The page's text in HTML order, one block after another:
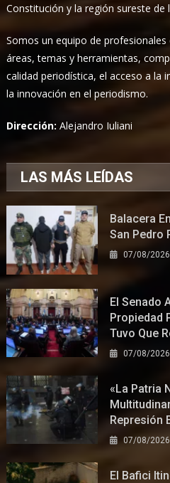
Constitución y la región sureste de
Somos un equipo de
áreas, temas y herramientas,
calidad periodística, el acceso a la
la innovación en el periodismo.
Dirección:Alejandro Iuliani
LAS MÁS LEÍDAS
Balacera
San Pedro
07/08/2026
El Senado
Propiedad
Tuvo Que
07/08/2026
«La Patria
Represión
07/08/2026
El Bafici